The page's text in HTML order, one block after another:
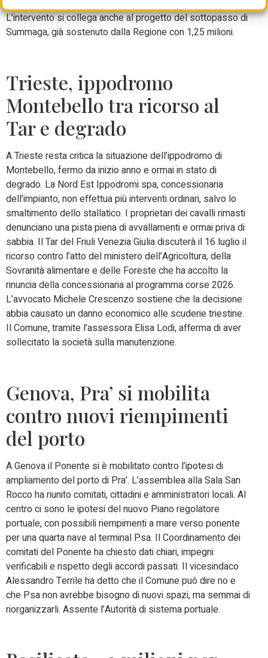
L’intervento si collega anche al progetto del sottopasso di
Summaga, già sostenuto dalla Regione con 1,25 milioni.
Trieste, ippodromo
Montebello tra ricorso al
Tar e degrado
A Trieste resta critica la situazione dell’ippodromo di
Montebello, fermo da inizio anno e ormai in stato di
degrado. La Nord Est Ippodromi spa, concessionaria
dell’impianto, non effettua più interventi ordinari, salvo lo
smaltimento dello stallatico. I proprietari dei cavalli rimasti
denunciano una pista piena di avvallamenti e ormai priva di
sabbia. Il Tar del Friuli Venezia Giulia discuterà il 16 luglio il
ricorso contro l’atto del ministero dell’Agricoltura, della
Sovranità alimentare e delle Foreste che ha accolto la
rinuncia della concessionaria al programma corse 2026.
L’avvocato Michele Crescenzo sostiene che la decisione
abbia causato un danno economico alle scuderie triestine.
Il Comune, tramite l’assessora Elisa Lodi, afferma di aver
sollecitato la società sulla manutenzione.
Genova, Pra’ si mobilita
contro nuovi riempimenti
del porto
A Genova il Ponente si è mobilitato contro l’ipotesi di
ampliamento del porto di Pra’. L’assemblea alla Sala San
Rocco ha riunito comitati, cittadini e amministratori locali. Al
centro ci sono le ipotesi del nuovo Piano regolatore
portuale, con possibili riempimenti a mare verso ponente
per una quarta nave al terminal Psa. Il Coordinamento dei
comitati del Ponente ha chiesto dati chiari, impegni
verificabili e rispetto degli accordi passati. Il vicesindaco
Alessandro Terrile ha detto che il Comune può dire no e
che Psa non avrebbe bisogno di nuovi spazi, ma semmai di
riorganizzarli. Assente l’Autorità di sistema portuale.